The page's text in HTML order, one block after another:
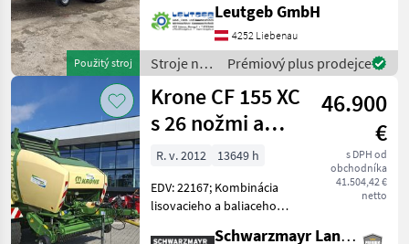
Použitý stroj
Messer, Messer
Gruppenschaltung 13/13,
verstärktem Novo-Grip
Stab-Gurtenelevator,
Rollenni
Leutgeb GmbH
4252 Liebenau
Stroje na
zber
objemových
krmív /
Krone
Prémiový plus prodejce
Krone CF 155 XC
s 26 nožmi a
zariadením na
formovanie
balíkov
46.900
€
s DPH od
obchodníka
41.504,42 €
netto
R. v. 2012
13649 h
EDV: 22167; Kombinácia
lisovacieho a baliaceho
Schwarzmayr Landtechnik GmbH - Aurolzmünster